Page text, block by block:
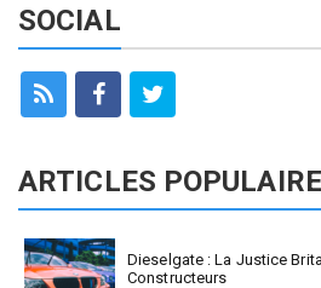
SOCIAL
ARTICLES
Dieselgate : La Justice
Constructeurs